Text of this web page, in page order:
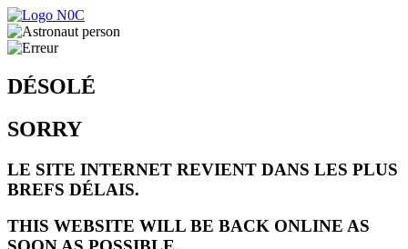
DÉSOLÉ
SORRY
LE SITE INTERNET REVIENT DANS LES PLUS
BREFS DÉLAIS.
THIS WEBSITE WILL BE BACK ONLINE AS